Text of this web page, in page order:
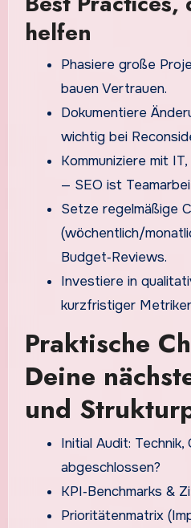
helfen
Phasiere große
bauen Vertrauen.
Dokumentiere
wichtig bei
Kommuniziere mit
— SEO ist
Setze regelmäßige
(wöchentlich/
Budget‑Reviews.
Investiere in
kurzfristiger
Praktische
Deine
und
Initial Audit: Technik,
abgeschlossen?
KPI‑Benchmarks &
Prioritätenmatrix